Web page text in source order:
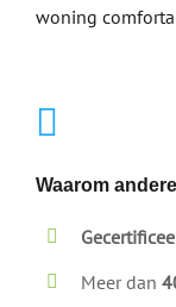
woning
Waarom
Meer dan